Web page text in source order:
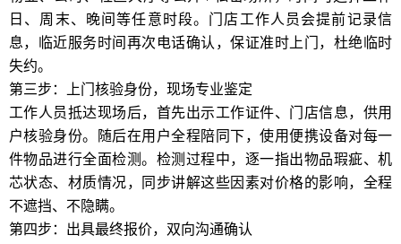
日、周末、晚间等任意时段。门店工作人员会提前记录信
息，临近服务时间再次电话确认，保证准时上门，杜绝临时
失约。
第三步：上门核验身份，现场专业鉴定
工作人员抵达现场后，首先出示工作证件、门店信息，供用
户核验身份。随后在用户全程陪同下，使用便携设备对每一
件物品进行全面检测。检测过程中，逐一指出物品瑕疵、机
芯状态、材质情况，同步讲解这些因素对价格的影响，全程
不遮挡、不隐瞒。
第四步：出具最终报价，双向沟通确认